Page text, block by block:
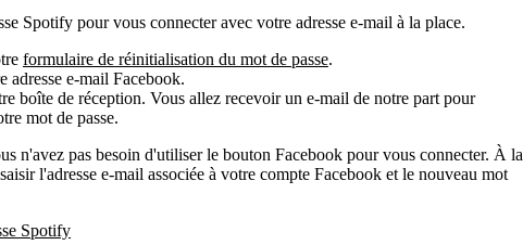
Spotify pour vous connecter avec votre adresse e-mail à la place.
formulaire de réinitialisation du mot de passe.
adresse e-mail Facebook.
boîte de réception. Vous allez recevoir un e-mail de notre part pour
mot de passe.
n'avez pas besoin d'utiliser le bouton Facebook pour vous connecter. À la
l'adresse e-mail associée à votre compte Facebook et le nouveau mot
Spotify